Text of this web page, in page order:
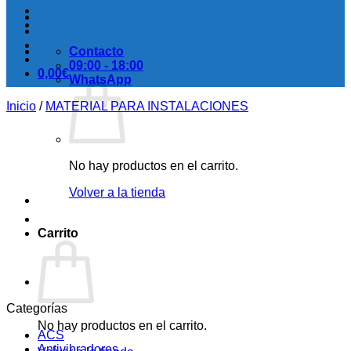
0,00€
No hay productos en el carrito.
Volver a la tienda
Carrito
No hay productos en el carrito.
Contacto
09:00 - 18:00
WhatsApp
Inicio / MATERIAL PARA INSTALACIONES
Categorías
ACS